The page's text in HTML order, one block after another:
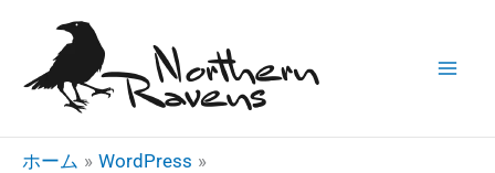
キ
ホーム
WordPress